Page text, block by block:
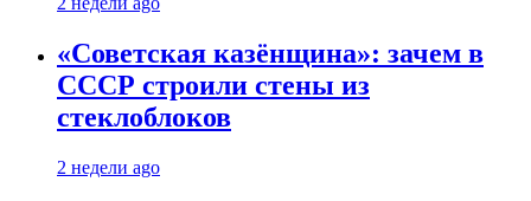
«Советская казёнщина»: зачем в
СССР строили стены из
стеклоблоков
2 недели ago